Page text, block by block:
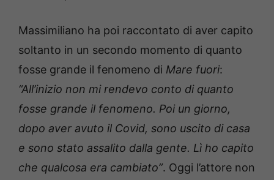
Massimiliano ha poi raccontato di aver capito
soltanto in un secondo momento di quanto
fosse grande il fenomeno di Mare fuori:
“All’inizio non mi rendevo conto di quanto
fosse grande il fenomeno. Poi un giorno,
dopo aver avuto il Covid, sono uscito di casa
e sono stato assalito dalla gente. Lì ho capito
che qualcosa era cambiato”. Oggi l’attore non